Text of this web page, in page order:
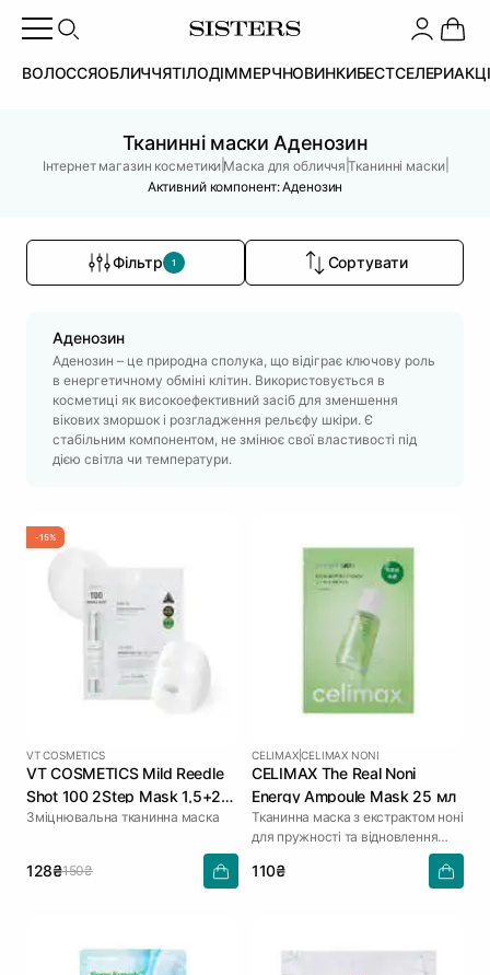
ВОЛОССЯОБЛИЧЧЯТІЛОДІММЕРЧНОВИНКИБЕСТСЕЛЕРИ
Тканинні маски Аденозин
Інтернет магазин косметики |Маска для обличчя |Тканинні маски|
Активний компонент: Аденозин
Фільтр 1 Сортувати
Аденозин
Аденозин – це природна сполука, що відіграє ключову роль
в енергетичному обміні клітин. Використовується в
косметиці як високоефективний засіб для зменшення
вікових зморшок і розгладження рельєфу шкіри. Є
стабільним компонентом, не змінює свої властивості під
дією світла чи температури.
-15%
VT COSMETICS
VT COSMETICS Mild Reedle
Shot 100 2Step Mask 1,5+25
г
Зміцнювальна тканинна маска
128₴150₴
CELIMAX|CELIMAX NONI
CELIMAX The Real Noni
Energy Ampoule Mask 25 мл
Тканинна маска з екстрактом ноні
для пружності та відновлення
110₴